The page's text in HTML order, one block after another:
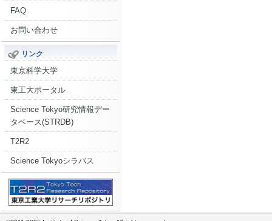
FAQ
お問い合わせ
リンク
東京科学大学
東工大ポータル
Science Tokyo研究情報デー
タベース(STRDB)
T2R2
Science Tokyoシラバス